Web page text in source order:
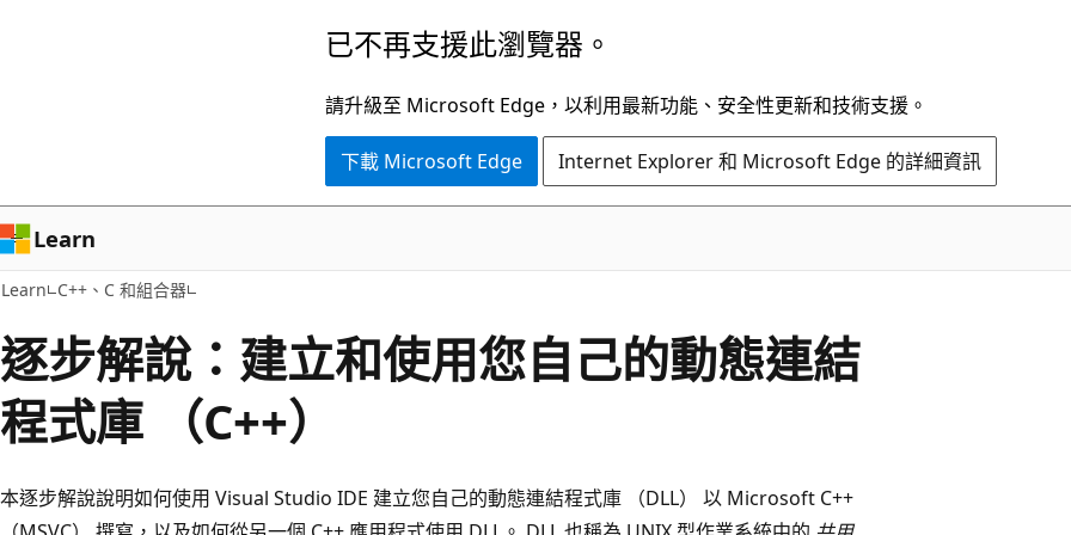
容
已不再支援此瀏覽器。
請升級至 Microsoft Edge，以利用最新功能、安全性更新和技術支援。
下載 Microsoft Edge Internet Explorer 和 Microsoft Edge 的詳細資訊
Learn
Learn C++、C 和組合器
逐步解說：建立和使用您自己的動態連結
程式庫 （C++）
本逐步解說說明如何使用 Visual Studio IDE 建立您自己的動態連結程式庫 （DLL） 以 Microsoft C++